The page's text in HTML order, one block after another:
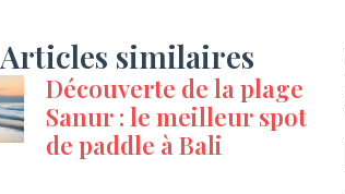
Articles similaires
Découverte de la plage
Sanur : le meilleur spot
de paddle à Bali